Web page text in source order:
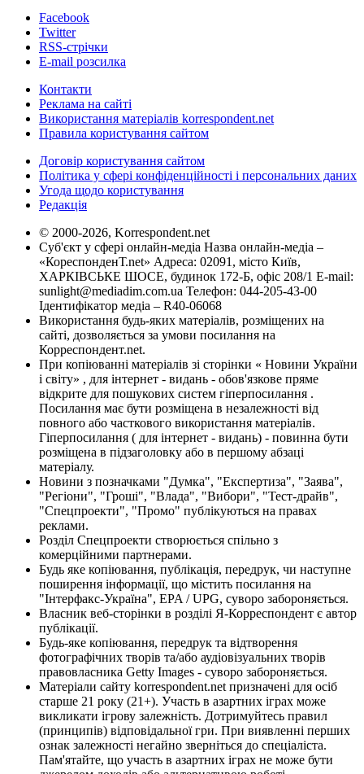
Facebook
Twitter
RSS-стрічки
E-mail розсилка
Контакти
Реклама на сайті
Використання матеріалів korrespondent.net
Правила користування сайтом
Договір користування сайтом
Політика у сфері конфіденційності і персональних даних
Угода щодо користування
Редакція
© 2000-2026, Korrespondent.net
Суб'єкт у сфері онлайн-медіа Назва онлайн-медіа –
«КореспонденТ.net» Адреса: 02091, місто Київ,
ХАРКІВСЬКЕ ШОСЕ, будинок 172-Б, офіс 208/1 E-mail:
sunlight@mediadim.com.ua Телефон: 044-205-43-00
Ідентифікатор медіа – R40-06068
Використання будь-яких матеріалів, розміщених на
сайті, дозволяється за умови посилання на
Корреспондент.net.
При копіюванні матеріалів зі сторінки « Новини України
і світу» , для інтернет - видань - обов'язкове пряме
відкрите для пошукових систем гіперпосилання .
Посилання має бути розміщена в незалежності від
повного або часткового використання матеріалів.
Гіперпосилання ( для інтернет - видань) - повинна бути
розміщена в підзаголовку або в першому абзаці
матеріалу.
Новини з позначками "Думка", "Експертиза", "Заява",
"Регіони", "Гроші", "Влада", "Вибори", "Тест-драйв",
"Спецпроекти", "Промо" публікуються на правах
реклами.
Розділ Спецпроекти створюється спільно з
комерційними партнерами.
Будь яке копіювання, публікація, передрук, чи наступне
поширення інформації, що містить посилання на
"Інтерфакс-Україна", EPA / UPG, суворо забороняється.
Власник веб-сторінки в розділі Я-Корреспондент є автор
публікації.
Будь-яке копіювання, передрук та відтворення
фотографічних творів та/або аудіовізуальних творів
правовласника Getty Images - суворо забороняється.
Матеріали сайту korrespondent.net призначені для осіб
старше 21 року (21+). Участь в азартних іграх може
викликати ігрову залежність. Дотримуйтесь правил
(принципів) відповідальної гри. При виявленні перших
ознак залежності негайно зверніться до спеціаліста.
Пам'ятайте, що участь в азартних іграх не може бути